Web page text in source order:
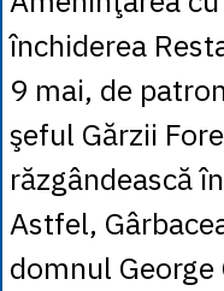
închiderea
9 mai, de
şeful Gărzii
răzgândească
Astfel,
domnul